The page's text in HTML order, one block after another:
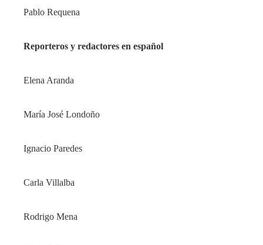
Pablo Requena
Reporteros y redactores en español
Elena Aranda
María José Londoño
Ignacio Paredes
Carla Villalba
Rodrigo Mena